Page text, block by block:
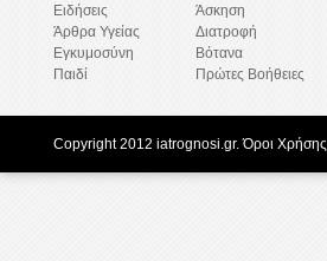
Ειδήσεις
Άρθρα Υγείας
Εγκυμοσύνη
Παιδί
Άσκηση
Διατροφή
Βότανα
Πρώτες Βοήθειες
Copyright 2012 iatrognosi.gr.Όροι Χρήσης